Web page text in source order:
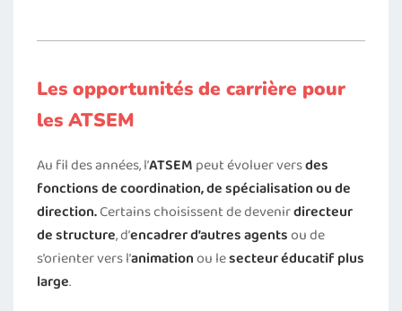
Les opportunités de carrière pour
les ATSEM
Au fil des années, l’ATSEM peut évoluer versdes
fonctions de coordination, de spécialisation ou de
direction.Certains choisissent de devenirdirecteur
de structure, d’encadrer d’autres agentsou de
s’orienter vers l’animationou lesecteur éducatif plus
large.